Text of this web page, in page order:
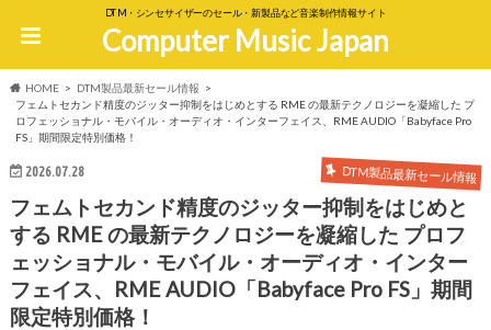
DTM・シンセサイザーのセール・新製品など音楽制作情報サイト
Computer Music Japan
HOME
DTM製品最新セール情報
フェムトセカンド精度のジッター抑制をはじめとする RME の最新テクノロジーを凝縮した プ
ロフェッショナル・モバイル・オーディオ・インターフェイス、RME AUDIO「Babyface Pro
FS」期間限定特別価格！
2026.07.28 DTM製品最新セール情報
フェムトセカンド精度のジッター抑制をはじめと
する RME の最新テクノロジーを凝縮した プロフ
ェッショナル・モバイル・オーディオ・インター
フェイス、RME AUDIO「Babyface Pro FS」期間
限定特別価格！